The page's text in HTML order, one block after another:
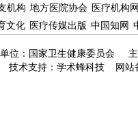
机构 地方医院协会 医疗机构
文化 医疗传媒出版 中国知网
位：国家卫生健康委员会
技术支持：学术蜂科技 网站